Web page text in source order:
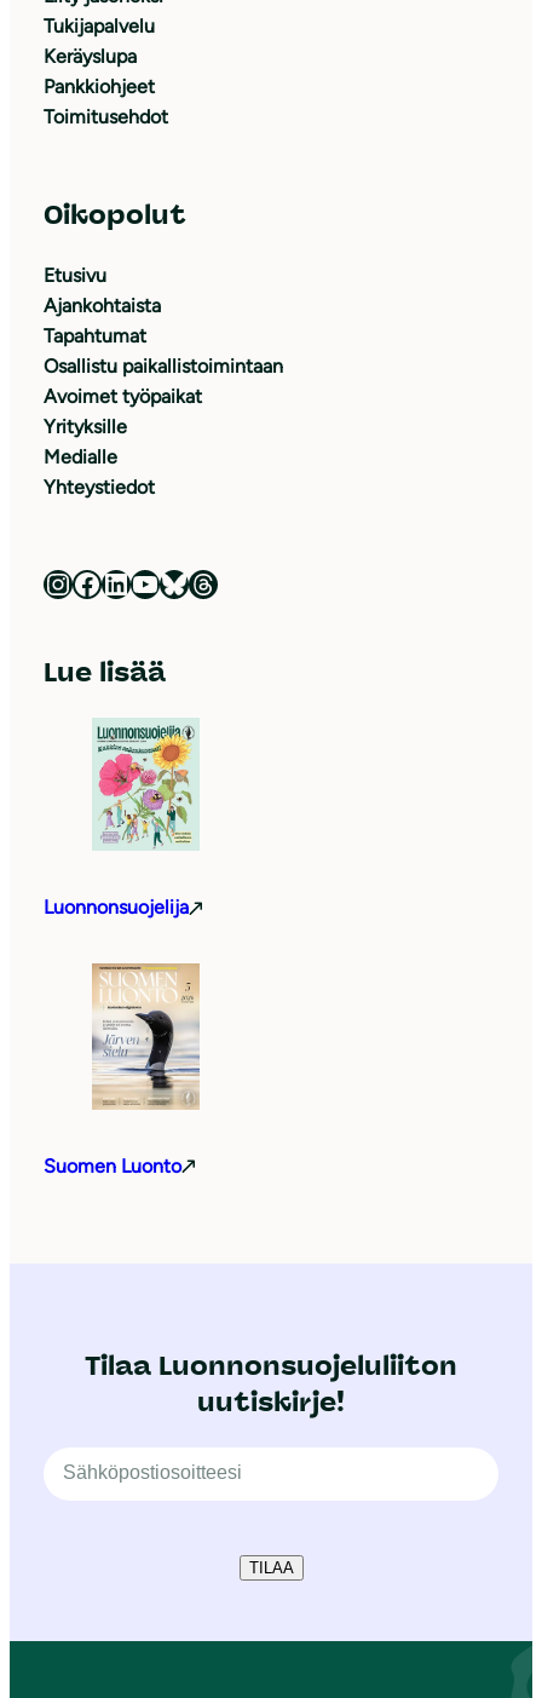
Tukijapalvelu
Keräyslupa
Pankkiohjeet
Toimitusehdot
Oikopolut
Etusivu
Ajankohtaista
Tapahtumat
Osallistu paikallistoimintaan
Avoimet työpaikat
Yrityksille
Medialle
Yhteystiedot
Luonnonsuojeluliitto Instagramissa Luonnonsuojeluliitto Facebookissa Luonnonsuojeluliitto LinkedInissä Luonnonsuojeluliiton YouTube-kanava Luonnonsuojeluliitto Blueskyssa Luonnonsuojeluliitto Threadsissa
Lue lisää
Luonnonsuojelija
Suomen Luonto
Tilaa Luonnonsuojeluliiton
uutiskirje!
TILAA